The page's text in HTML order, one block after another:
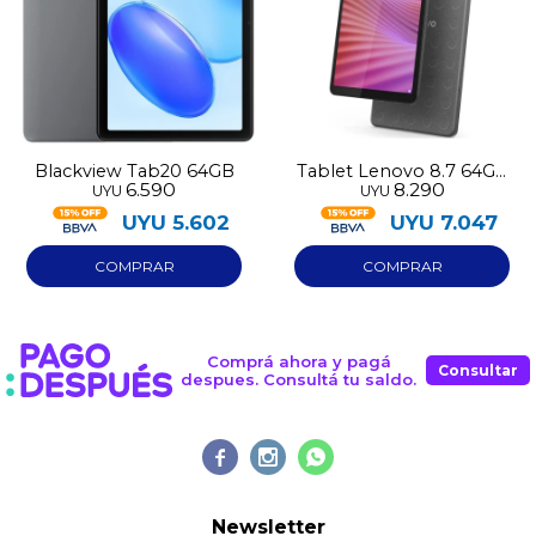
Blackview Tab20 64GB
UYU 6.590
UYU 5.602
Tablet Lenovo 8.7 64GB
con case de regalo
UYU 8.290
UYU 7.047
Comprá ahora y pagá
despues. Consultá tu saldo.
Consultar
  
Newsletter